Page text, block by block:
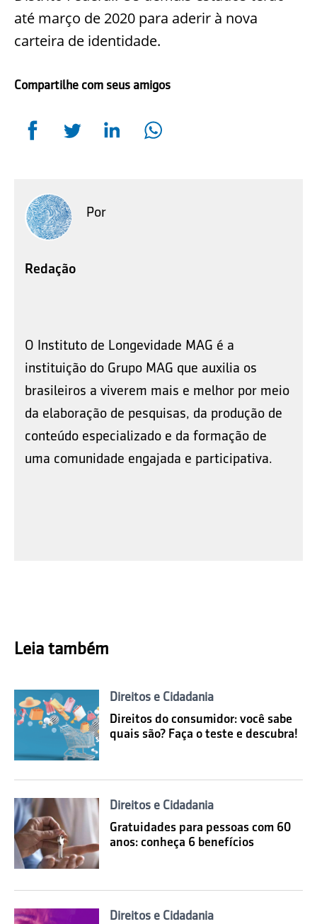
até março de 2020 para aderir à nova
carteira de identidade.
Compartilhe com seus amigos
Por
Redação
O Instituto de Longevidade MAG é a
instituição do Grupo MAG que auxilia os
brasileiros a viverem mais e melhor por meio
da elaboração de pesquisas, da produção de
conteúdo especializado e da formação de
uma comunidade engajada e participativa.
Leia também
Direitos e Cidadania
Direitos do consumidor: você sabe
quais são? Faça o teste e descubra!
Direitos e Cidadania
Gratuidades para pessoas com 60
anos: conheça 6 benefícios
Direitos e Cidadania